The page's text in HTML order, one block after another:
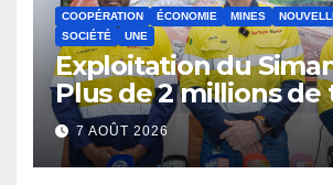
COOPÉRATION ÉCONOMIE MINES
SOCIÉTÉ
UNE
Exploitation du
Plus de 2 millions de
de fer exportées
7 AOÛT 2026